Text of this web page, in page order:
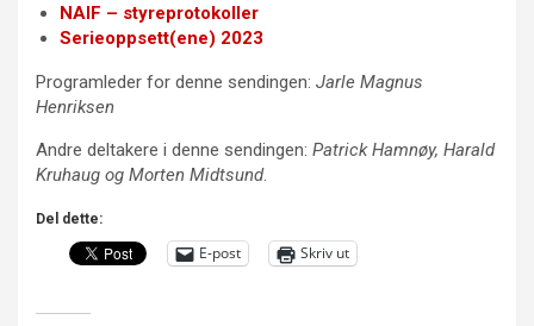
NAIF – styreprotokoller
Serieoppsett(ene) 2023
Programleder for denne sendingen: Jarle Magnus
Henriksen
Andre deltakere i denne sendingen: Patrick Hamnøy, Harald
Kruhaug og Morten Midtsund.
Del dette:
E-post Skriv ut